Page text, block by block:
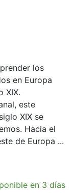
los
en Europa
XIX.
este
XIX se
Hacia el
de Europa ...
en 3 días